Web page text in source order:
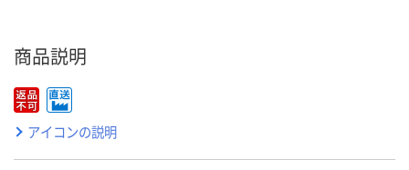
商品説明
アイコンの説明